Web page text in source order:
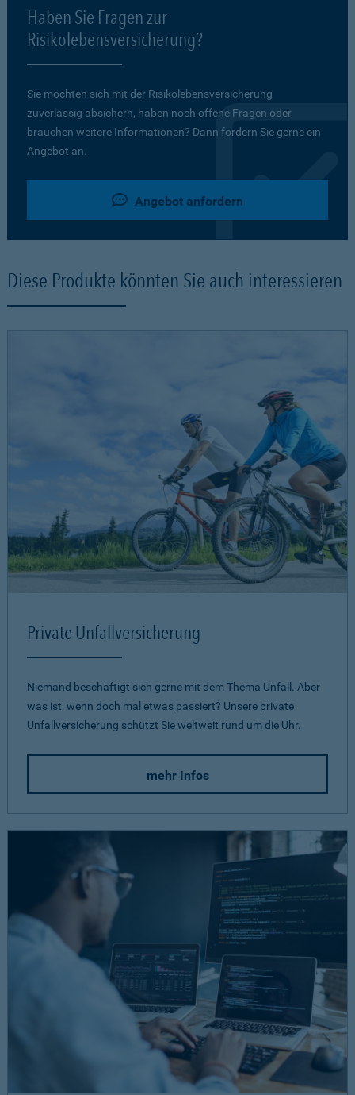
Haben Sie Fragen zur
Risikolebensversicherung?
Sie möchten sich mit der Risikolebensversicherung
zuverlässig absichern, haben noch offene Fragen oder
brauchen weitere Informationen? Dann fordern Sie gerne ein
Angebot an.
Angebot anfordern
Diese Produkte könnten Sie auch interessieren
Private Unfallversicherung
Niemand beschäftigt sich gerne mit dem Thema Unfall. Aber
was ist, wenn doch mal etwas passiert? Unsere private
Unfallversicherung schützt Sie weltweit rund um die Uhr.
mehr Infos